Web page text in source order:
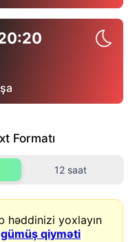
Formatı
12 saat
həddinizi yoxlayın
qiyməti